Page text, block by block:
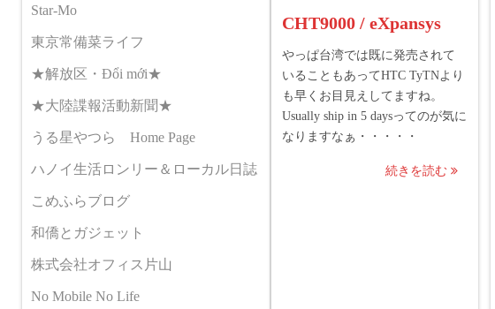
CHT9000 / eXpansys
やっぱ台湾では既に発売されて
いることもあってHTC TyTNより
も早くお目見えしてますね。
Usually ship in 5 daysってのが気に
なりますなぁ・・・・・
続きを読む
Star-Mo
東京常備菜ライフ
★解放区・Đổi mới★
★大陸諜報活動新聞★
うる星やつら Home Page
ハノイ生活ロンリー＆ローカル日誌
こめふらブログ
和僑とガジェット
株式会社オフィス片山
No Mobile No Life